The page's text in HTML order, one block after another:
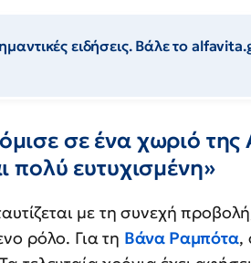
ειδήσεις. Βάλε το
σε ένα χωριό
πολύ ευτυχισμένη»
με τη συνεχή
ρόλο. Για τη Βάνα Ραμπότα,